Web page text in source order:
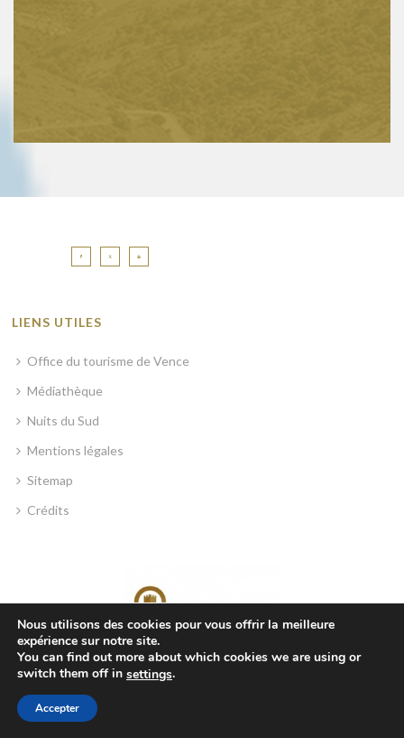
LIENS UTILES
Office du tourisme de Vence
Médiathèque
Nuits du Sud
Mentions légales
Sitemap
Crédits
MAIRIE DE VENCE
Nous utilisons des cookies pour vous offrir la meilleure
expérience sur notre site.
You can find out more about which cookies we are using or
switch them off in settings.
Accepter